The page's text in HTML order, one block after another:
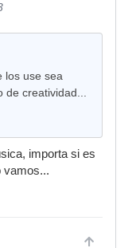
los use sea
creatividad...
importa si es
vamos...